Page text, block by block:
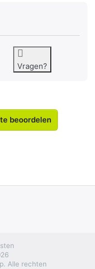
Vragen?
beoordelen
Alle rechten